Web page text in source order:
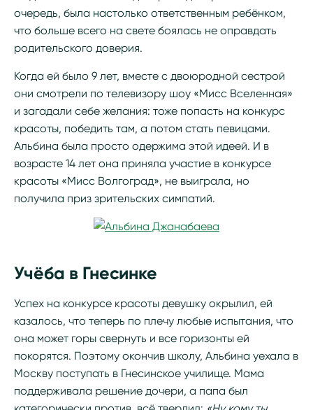
очередь, была настолько ответственным ребёнком,
что больше всего на свете боялась не оправдать
родительского доверия.
Когда ей было 9 лет, вместе с двоюродной сестрой
они смотрели по телевизору шоу «Мисс Вселенная»
и загадали себе желания: тоже попасть на конкурс
красоты, победить там, а потом стать певицами.
Альбина была просто одержима этой идеей. И в
возрасте 14 лет она приняла участие в конкурсе
красоты «Мисс Волгоград», не выиграла, но
получила приз зрительских симпатий.
Учёба в Гнесинке
Успех на конкурсе красоты девушку окрылил, ей
казалось, что теперь по плечу любые испытания, что
она может горы свернуть и все горизонты ей
покорятся. Поэтому окончив школу, Альбина уехала в
Москву поступать в Гнесинское училище. Мама
поддерживала решение дочери, а папа был